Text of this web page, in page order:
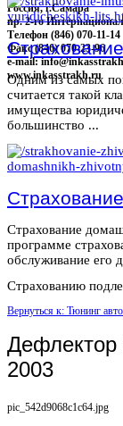
Россия, г.Самара
пр. 2-го
Телефон (846) 070-11-14
Факс (846) 070-23-96
e-mail:
www.inkasstrakh.ru
Одним из самых
считается такой
имущества
большинство ...
Страхование
программе
обслуживание его
Страхованию
Вернуться к: Тюнинг авто
Дефлектор
2003
pic_542d9068c1c64.jpg